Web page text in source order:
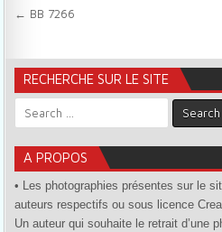
Navigation de
← BB 7266
RECHERCHE SUR LE SITE
Search for:
A PROPOS
• Les photographies présentes sur le
auteurs respectifs ou sous licence
Un auteur qui souhaite le retrait d’une